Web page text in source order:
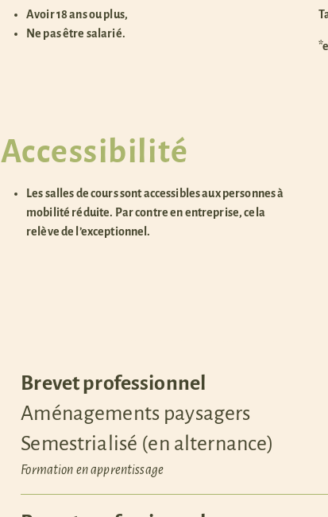
Avoir 18 ans ou plus,
Ne pas être salarié.
Accessibilité
Les salles de cours sont accessibles aux personnes à
mobilité réduite. Par contre en entreprise, cela
relève de l’exceptionnel.
Brevet professionnel
Aménagements paysagers
Semestrialisé (en alternance)
Formation en apprentissage